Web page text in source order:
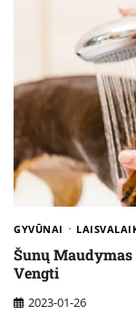
GYVŪNAI
Šunų
Vengti
2023-01-26